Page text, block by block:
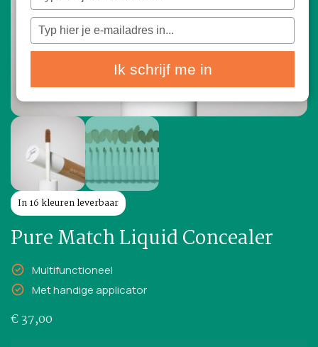
In 16 kleuren leverbaar
Pure Match Liquid Concealer
Multifunctioneel
Met handige applicator
€37,00
naam
in
Typ
e-
mailadres
Ik schrijf me in